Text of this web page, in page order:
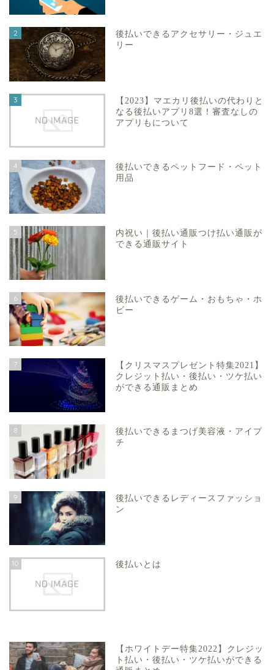
2
後払いできるアクセサリー・ジュエ
リー
3
【2023】マエカリ後払いの代わりと
なる後払いアプリ8選！審査なしの
アプリもについて
4
後払いできるペットフード・ペット
用品
5
内祝い｜後払い通販つけ払い通販が
できる通販サイト
6
後払いできるゲーム・おもちゃ・ホ
ビー
7
【クリスマスプレゼント特集2021】
クレジット払い・後払い・ツケ払い
ができる通販まとめ
8
後払いできるまつげ美容液・アイプ
チ
9
後払いできるレディースファッショ
ン
10 後払いとは
【ホワイトデー特集2022】クレジッ
ト払い・後払い・ツケ払いができる